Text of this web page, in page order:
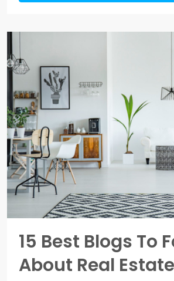
15 Best Blogs To
About Real Estate